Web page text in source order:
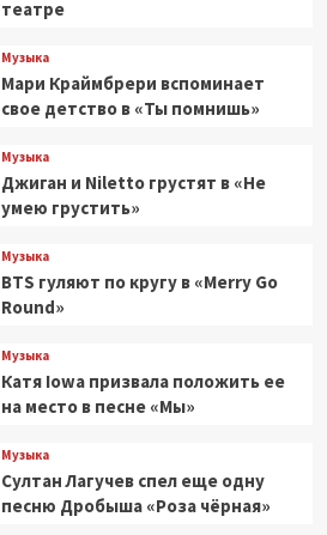
театре
Музыка
Мари Краймбрери вспоминает
свое детство в «Ты помнишь»
Музыка
Джиган и Niletto грустят в «Не
умею грустить»
Музыка
BTS гуляют по кругу в «Merry Go
Round»
Музыка
Катя Iowa призвала положить ее
на место в песне «Мы»
Музыка
Султан Лагучев спел еще одну
песню Дробыша «Роза чёрная»